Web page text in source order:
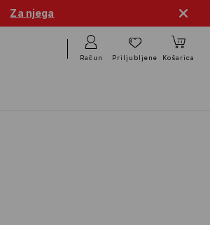
Za njega
Račun Priljubljene Košarica